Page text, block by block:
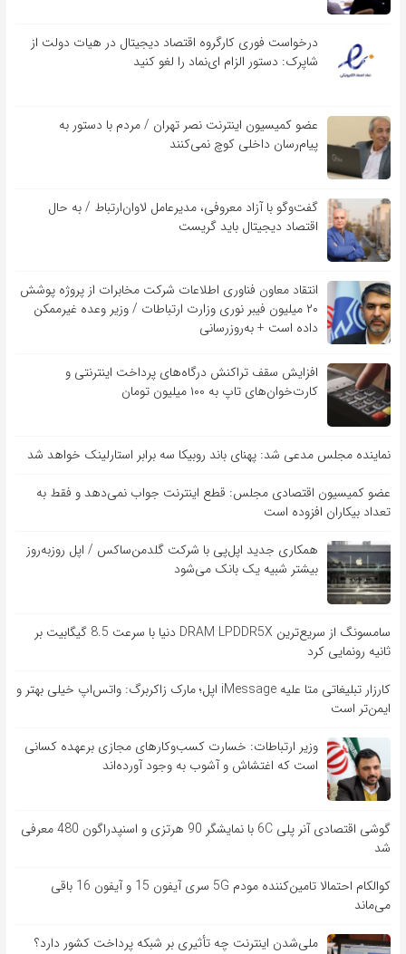
درخواست فوری کارگروه اقتصاد دیجیتال در هیات دولت از
شاپرک: دستور الزام ای‌نماد را لغو کنید
عضو کمیسیون اینترنت نصر تهران / مردم با دستور به
پیام‌رسان داخلی کوچ نمی‌کنند
گفت‌و‌گو با آزاد معروفی، مدیرعامل لاوان‌ارتباط / به حال
اقتصاد دیجیتال باید گریست
انتقاد معاون فناوری اطلاعات شرکت مخابرات از پروژه پوشش
۲۰ میلیون فیبر نوری وزارت ارتباطات / وزیر وعده غیرممکن
داده است + به‌روزرسانی
افزایش سقف تراکنش درگاه‌های پرداخت اینترنتی و
کارت‌خوان‌های تاپ به ۱۰۰ میلیون تومان
نماینده مجلس مدعی شد: پهنای باند روبیکا سه برابر استارلینک خواهد شد
عضو کمیسیون اقتصادی مجلس: قطع اینترنت جواب نمی‌دهد و فقط به
تعداد بیکاران افزوده است
همکاری جدید اپل‌پی با شرکت گلدمن‌ساکس / اپل روزبه‌روز
بیشتر شبیه یک بانک می‌شود
سامسونگ از سریع‌ترین DRAM LPDDR5X دنیا با سرعت 8.5 گیگابیت بر
ثانیه رونمایی کرد
کارزار تبلیغاتی متا علیه iMessage اپل؛ مارک زاکربرگ: واتس‌اپ خیلی بهتر و
ایمن‌تر است
وزیر ارتباطات: خسارت کسب‌وکارهای مجازی برعهده کسانی
است که اغتشاش و آشوب به وجود آورده‌اند
گوشی اقتصادی آنر پلی 6C با نمایشگر 90 هرتزی و اسنپدراگون 480 معرفی
شد
کوالکام احتمالا تامین‌کننده مودم 5G سری آیفون 15 و آیفون 16 باقی
می‌ماند
ملی‌شدن اینترنت چه تأثیری بر شبکه پرداخت کشور دارد؟